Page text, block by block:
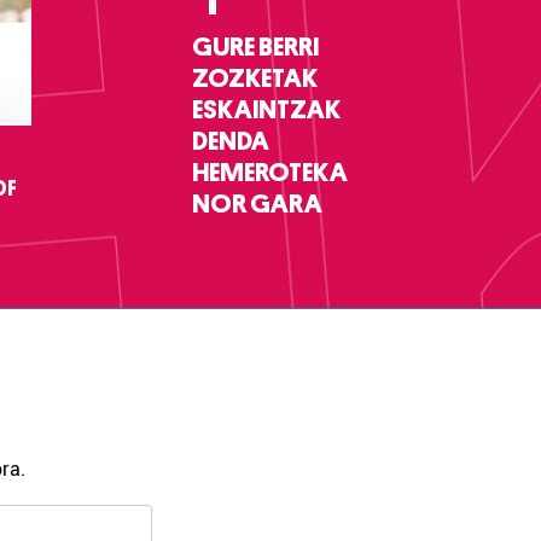
GURE BERRI
ZOZKETAK
ESKAINTZAK
DENDA
HEMEROTEKA
NOR GARA